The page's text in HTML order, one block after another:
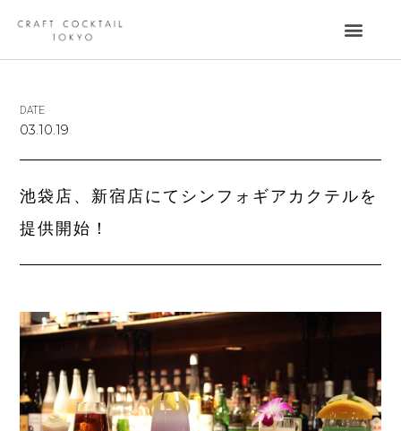
DATE
03.10.19
池袋店、新宿店にてシンフォギアカクテルを
提供開始！